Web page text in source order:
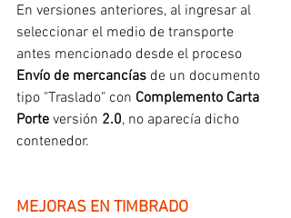
En versiones anteriores, al ingresar al
seleccionar el medio de transporte
antes mencionado desde el proceso
Envío de mercancías de un documento
tipo "Traslado" con Complemento Carta
Porte versión 2.0, no aparecía dicho
contenedor.
MEJORAS EN TIMBRADO